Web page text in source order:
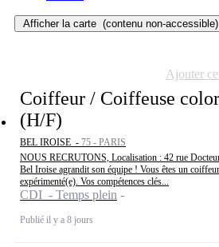
Afficher la carte (contenu non-accessible)
Coiffeur / Coiffeuse
(H/F)
BEL IROISE - 75 - PARIS
NOUS RECRUTONS, Localisation : 42 rue
Bel Iroise agrandit son équipe ! Vous êtes un
expérimenté(e). Vos compétences clés...
CDI - Temps plein
Publié il y a 8 jours
Ajouter